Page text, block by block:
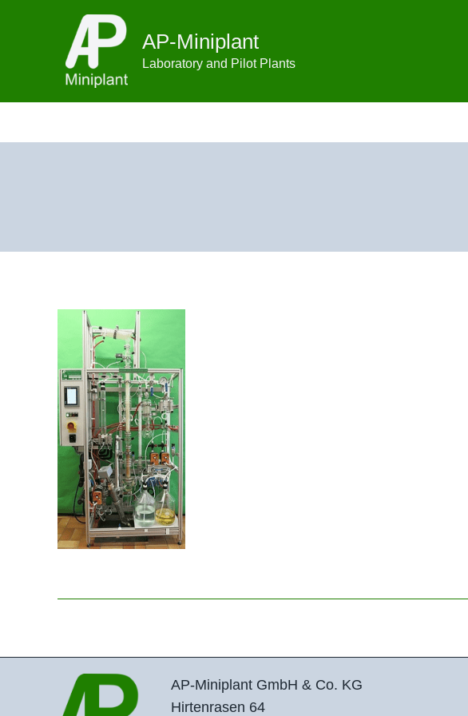
AP-Miniplant
Laboratory and Pilot Plants
AP-Miniplant GmbH & Co. KG
Hirtenrasen 64